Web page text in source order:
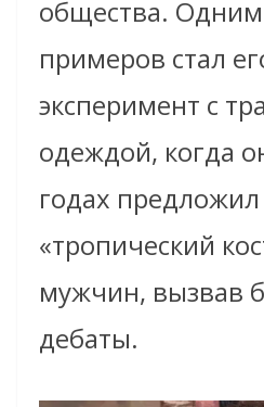
общества. Одним
примеров стал
эксперимент с
одеждой, когда
годах
«тропический
мужчин, вызвав
дебаты.